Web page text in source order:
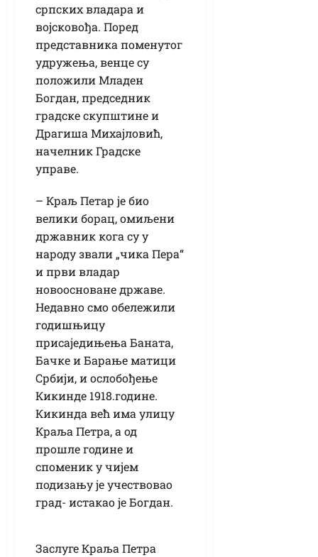
српских владара и
војсковођа. Поред
представника поменутог
удружења, венце су
положили Младен
Богдан, председник
градске скупштине и
Драгиша Михајловић,
начелник Градске
управе.
– Краљ Петар је био
велики борац, омиљени
државник кога су у
народу звали „чика Пера“
и први владар
новоосноване државе.
Недавно смо обележили
годишњицу
присаједињења Баната,
Бачке и Барање матици
Србији, и ослобођење
Кикинде 1918.године.
Кикинда већ има улицу
Краља Петра, а од
прошле године и
споменик у чијем
подизању је учествовао
град- истакао је Богдан.
Заслуге Краља Петра